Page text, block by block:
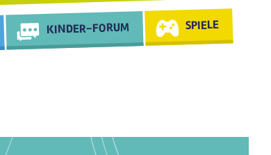
KINDER-FORUM SPIELE